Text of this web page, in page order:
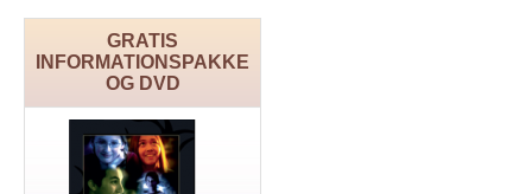
GRATIS
INFORMATIONSPAKKE
OG DVD